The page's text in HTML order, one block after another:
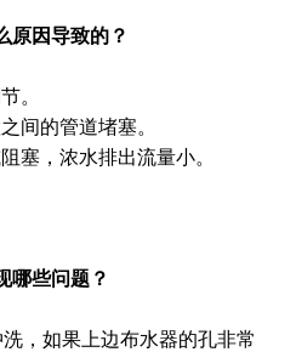
原因导致的？
。
间的管道堵塞。
塞，浓水排出流量小。
哪些问题？
，如果上边布水器的孔非常